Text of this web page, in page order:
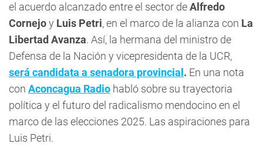
el acuerdo alcanzado entre el sector deAlfredo
Cornejoy Luis Petri, en el marco de la alianza con La
Libertad Avanza. Así, la hermana del ministro de
Defensa de la Nación y vicepresidenta de la UCR,
será candidata a senadora provincial . En una nota
con Aconcagua Radio habló sobre su trayectoria
política y el futuro del radicalismo mendocino en el
marco de las elecciones 2025. Las aspiraciones para
Luis Petri.